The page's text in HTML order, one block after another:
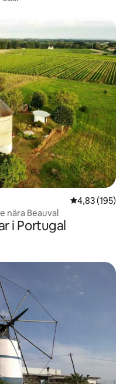
4,83 av 5 i
4,83 (195)
nära Beauval
i Portugal